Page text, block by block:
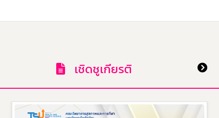
เชิดชูเกียรติ